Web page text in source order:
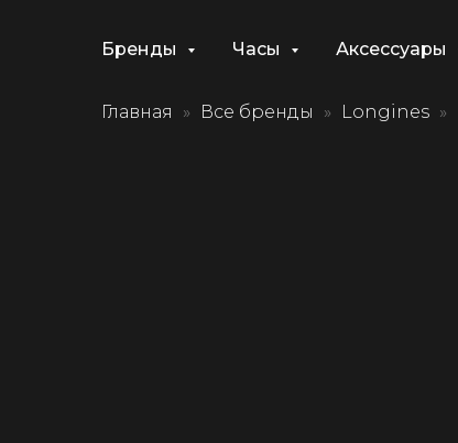
Бренды Часы Аксессуары
Главная Все бренды Longines